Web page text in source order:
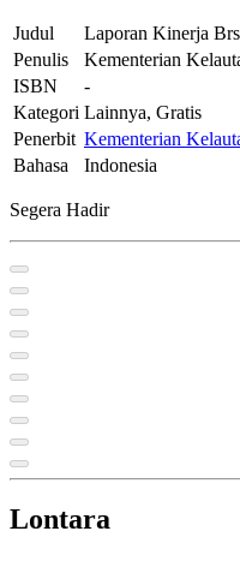
Judul
Laporan Kinerja
Penulis
Kementerian
ISBN
-
Kategori Lainnya, Gratis
Penerbit Kementerian
Bahasa
Indonesia
Segera Hadir
Lontara